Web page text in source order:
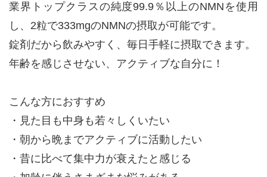
業界トップクラスの純度99.9％以上のNMNを使用
し、2粒で333mgのNMNの摂取が可能です。
錠剤だから飲みやすく、毎日手軽に摂取できます。
年齢を感じさせない、アクティブな自分に！
こんな方におすすめ
・見た目も中身も若々しくいたい
・朝から晩までアクティブに活動したい
・昔に比べて集中力が衰えたと感じる